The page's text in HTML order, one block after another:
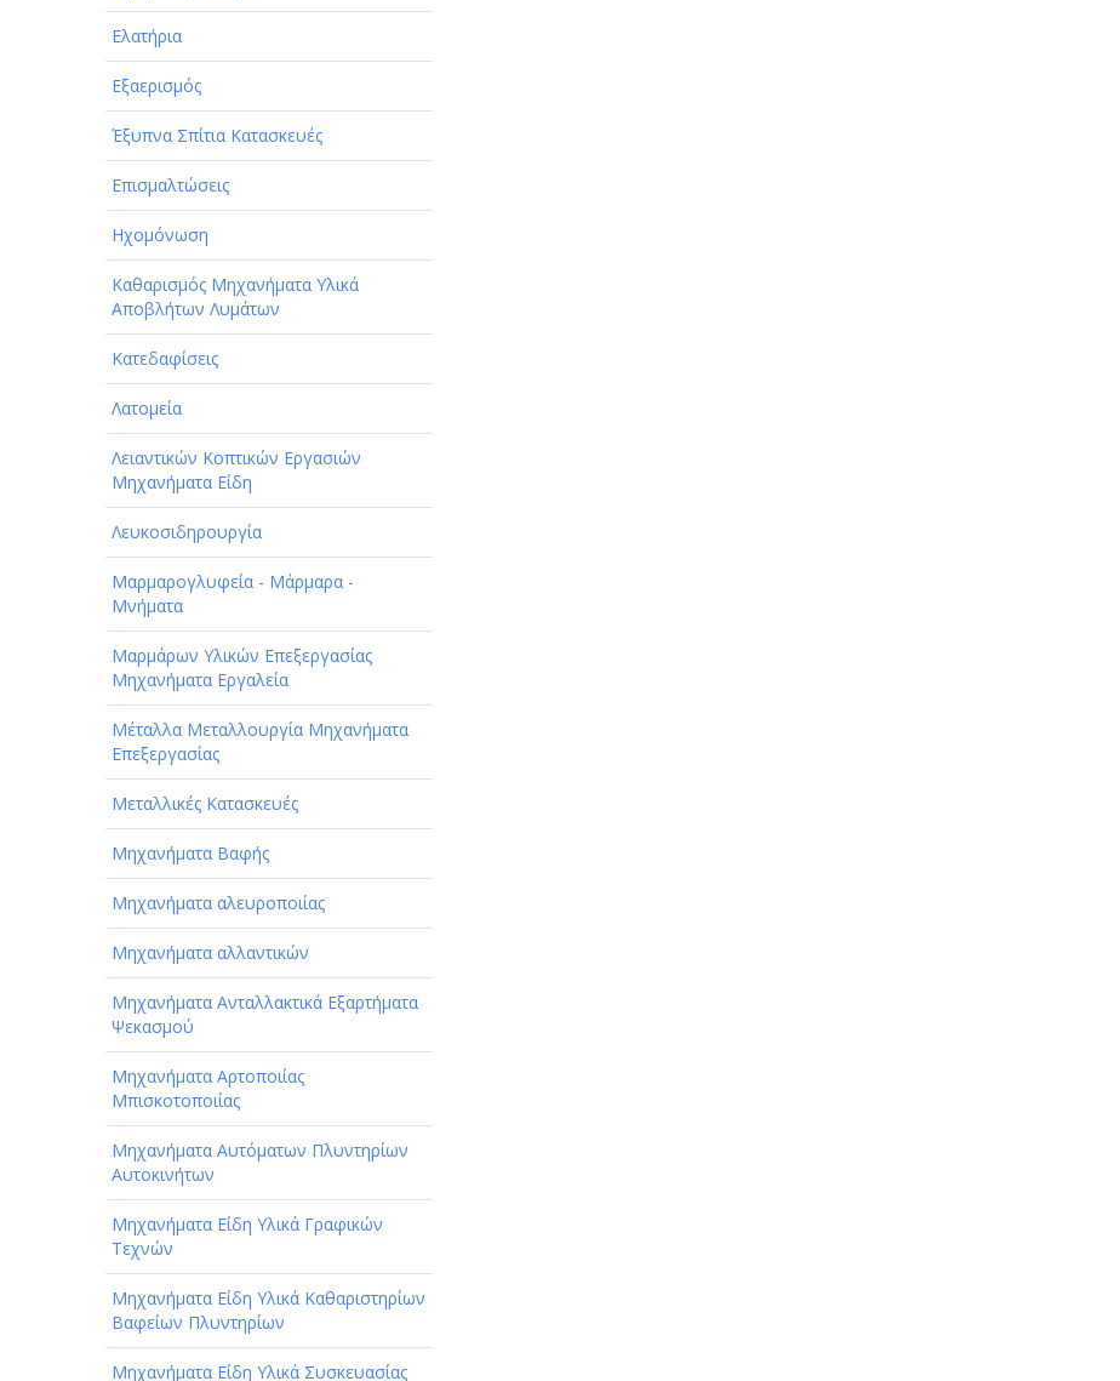
Ελατήρια
Εξαερισμός
Έξυπνα Σπίτια Κατασκευές
Επισμαλτώσεις
Ηχομόνωση
Καθαρισμός Μηχανήματα Υλικά
Αποβλήτων Λυμάτων
Κατεδαφίσεις
Λατομεία
Λειαντικών Κοπτικών Εργασιών
Μηχανήματα Είδη
Λευκοσιδηρουργία
Μαρμαρογλυφεία - Μάρμαρα -
Μνήματα
Μαρμάρων Υλικών Επεξεργασίας
Μηχανήματα Εργαλεία
Μέταλλα Μεταλλουργία Μηχανήματα
Επεξεργασίας
Μεταλλικές Κατασκευές
Μηχανήματα Βαφής
Μηχανήματα αλευροποιίας
Μηχανήματα αλλαντικών
Μηχανήματα Ανταλλακτικά Εξαρτήματα
Ψεκασμού
Μηχανήματα Αρτοποιίας
Μπισκοτοποιίας
Μηχανήματα Αυτόματων Πλυντηρίων
Αυτοκινήτων
Μηχανήματα Είδη Υλικά Γραφικών
Τεχνών
Μηχανήματα Είδη Υλικά Καθαριστηρίων
Βαφείων Πλυντηρίων
Μηχανήματα Είδη Υλικά Συσκευασίας